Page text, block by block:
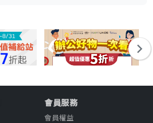
會員服務
會員權益